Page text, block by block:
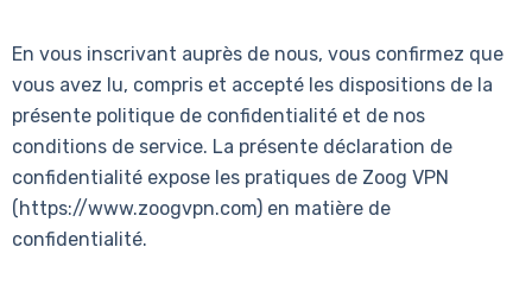
En vous inscrivant auprès de nous, vous confirmez que
vous avez lu, compris et accepté les dispositions de la
présente politique de confidentialité et de nos
conditions de service. La présente déclaration de
confidentialité expose les pratiques de Zoog VPN
(https://www.zoogvpn.com) en matière de
confidentialité.